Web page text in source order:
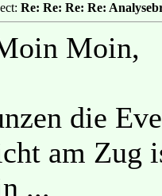
Re: Re: Re: Re:
Moin,
die
am Zug
...